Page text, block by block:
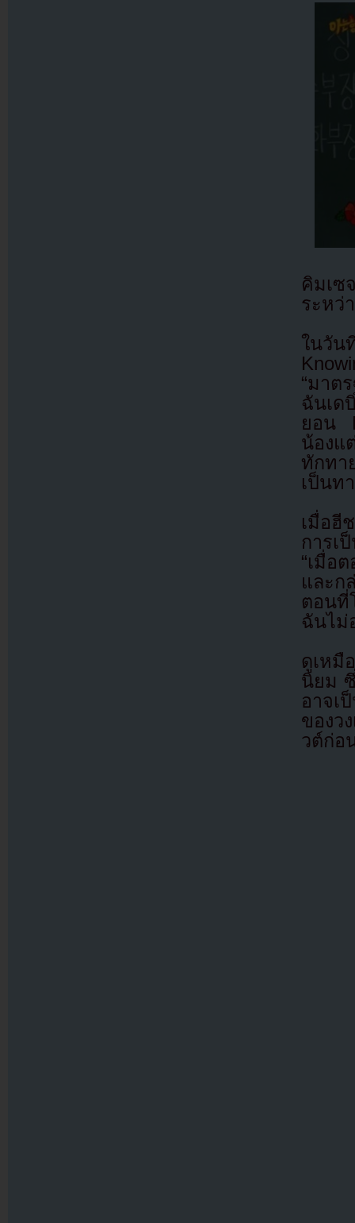
คิมเซ
ระหว่
ในวั
“มาต
ฉันเด
ยอน
น้องแ
ทักทา
เป็นท
เมื่อฮี
การเ
“เมื่อ
และก
ตอนที่
ฉันไม่
ดูเหมื
นิยม
อาจเ
ของว
วต์ก่อ